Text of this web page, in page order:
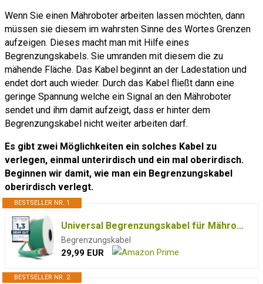
Wenn Sie einen Mähroboter arbeiten lassen möchten, dann
müssen sie diesem im wahrsten Sinne des Wortes Grenzen
aufzeigen. Dieses macht man mit Hilfe eines
Begrenzungskabels. Sie umranden mit diesem die zu
mähende Fläche. Das Kabel beginnt an der Ladestation und
endet dort auch wieder. Durch das Kabel fließt dann eine
geringe Spannung welche ein Signal an den Mähroboter
sendet und ihm damit aufzeigt, dass er hinter dem
Begrenzungskabel nicht weiter arbeiten darf.
Es gibt zwei Möglichkeiten ein solches Kabel zu
verlegen, einmal unterirdisch und ein mal oberirdisch.
Beginnen wir damit, wie man ein Begrenzungskabel
oberirdisch verlegt.
BESTSELLER NR. 1
Universal Begrenzungskabel für Mähroboter, HAUSPROFI Begrenzungsdraht aus verzinntem Kupfer Begrenzungs Kabel für alle Rasenroboter Rasenmähroboter Ø2,7mm (150m)
Begrenzungskabel
29,99 EUR
BESTSELLER NR. 2